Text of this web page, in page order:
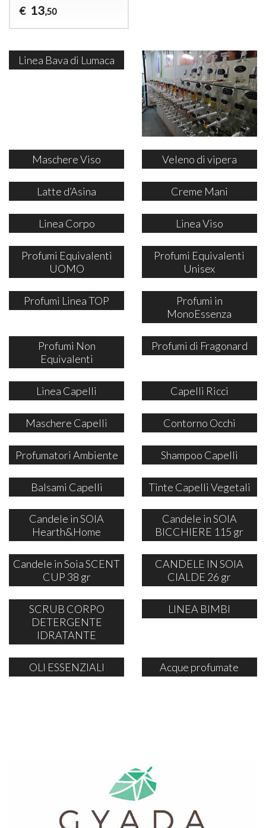
€ 13,50
Linea Bava di Lumaca
Maschere Viso Veleno di vipera
Latte d’Asina Creme Mani
Linea Corpo Linea Viso
Profumi Equivalenti
UOMO
Profumi Equivalenti
Unisex
Profumi Linea TOP
Profumi in
MonoEssenza
Profumi Non
Equivalenti
Profumi di Fragonard
Linea Capelli Capelli Ricci
Maschere Capelli Contorno Occhi
Profumatori Ambiente Shampoo Capelli
Balsami Capelli Tinte Capelli Vegetali
Candele in SOIA
Hearth&Home
Candele in SOIA
BICCHIERE 115 gr
Candele in Soia SCENT
CUP 38 gr
CANDELE IN SOIA
CIALDE 26 gr
SCRUB CORPO
DETERGENTE
IDRATANTE
LINEA BIMBI
OLI ESSENZIALI Acque profumate